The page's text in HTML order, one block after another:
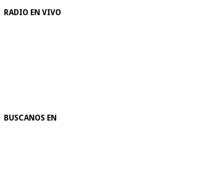
RADIO EN VIVO
BUSCANOS EN